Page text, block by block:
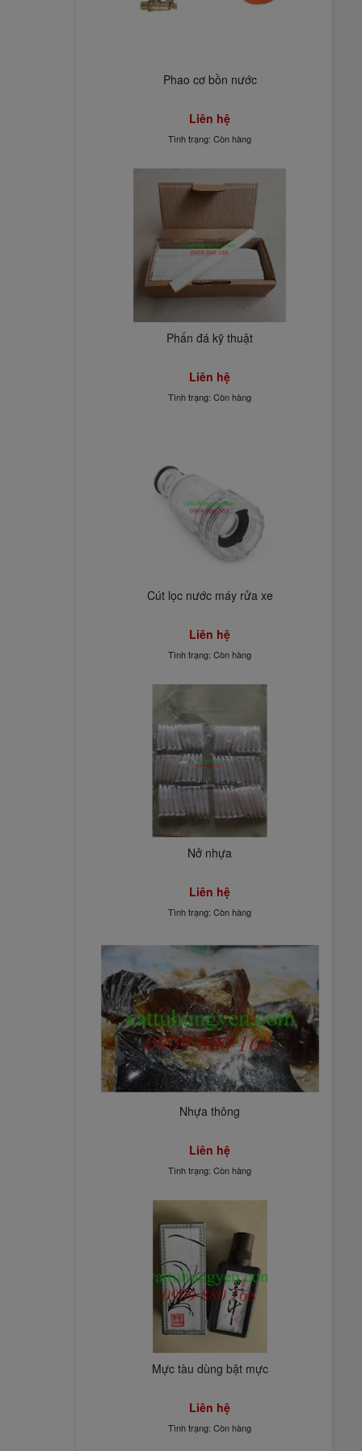
Phao cơ bồn nước
Liên hệ
Tình trạng: Còn hàng
Phấn đá kỹ thuật
Liên hệ
Tình trạng: Còn hàng
Cút lọc nước máy rửa xe
Liên hệ
Tình trạng: Còn hàng
Nở nhựa
Liên hệ
Tình trạng: Còn hàng
Nhựa thông
Liên hệ
Tình trạng: Còn hàng
Mực tàu dùng bật mực
Liên hệ
Tình trạng: Còn hàng